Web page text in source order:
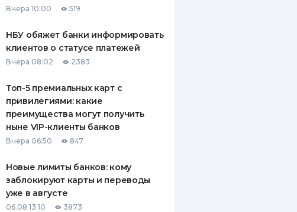
СТРАХОВАНИЮ
ВСЕ СТРАХОВЫЕ ПОЛИСЫ
ОТЗЫВЫ О СТРАХОВЫХ
КОМПАНИЯХ
Вчера 10:00 519
НБУ обяжет банки информировать
клиентов о статусе платежей
Вчера 08:02 2383
Топ-5 премиальных карт с
привилегиями: какие
преимущества могут получить
ныне VIP-клиенты банков
Вчера 06:50 847
Новые лимиты банков: кому
заблокируют карты и переводы
уже в августе
06.08 13:10 3873